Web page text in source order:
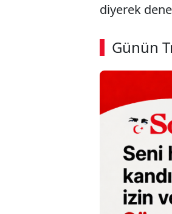
diyerek
Günün
00:02 / 08:06